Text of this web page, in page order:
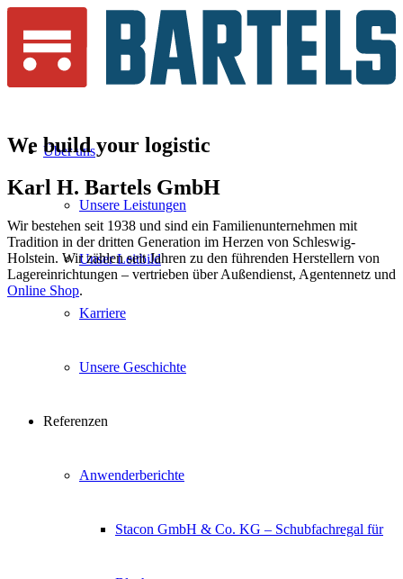
Über uns
Unsere Leistungen
Unser Leitbild
Karriere
Unsere Geschichte
Referenzen
Anwenderberichte
Stacon GmbH & Co. KG – Schubfachregal für
We build your logistic
Karl H. Bartels GmbH
Wir bestehen seit 1938 und sind ein Familienunternehmen mit
Tradition in der dritten Generation im Herzen von Schleswig-
Holstein. Wir zählen seit Jahren zu den führenden Herstellern von
Lagereinrichtungen – vertrieben über Außendienst, Agentennetz und
Online Shop.